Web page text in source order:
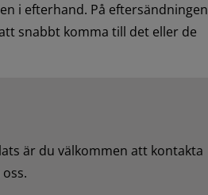
i efterhand. På eftersändningen
snabbt komma till det eller de
är du välkommen att kontakta